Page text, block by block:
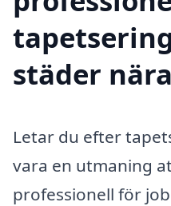
städer
Letar du efter
vara en utmaning
professionell för